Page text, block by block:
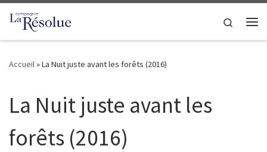
Passer au contenu
Search
Accueil»La Nuit juste avant les forêts (2016)
La Nuit juste avant les
forêts (2016)